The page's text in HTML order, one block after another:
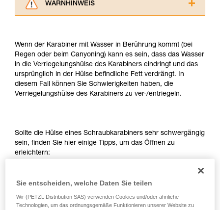
WARNHINWEIS
aufmerksam durch, bevor Sie diesen zu Rate
ziehen. Um diese Zusatzinformationen
verstehen zu können, müssen Sie zuerst die in
der Gebrauchsanweisung enthaltenen
Informationen richtig verstanden haben.
Die Beherrschung dieser Techniken setzt eine
Vorgang alleine sicher zu wiederholen, bevor
Sie ihn eigenständig durchführen.
Wir geben Beispiele für die mit Ihrer Aktivität
Wenn der Karabiner mit Wasser in Berührung kommt (bei
Regen oder beim Canyoning) kann es sein, dass das Wasser
in die Verriegelungshülse des Karabiners eindringt und das
ursprünglich in der Hülse befindliche Fett verdrängt. In
diesem Fall können Sie Schwierigkeiten haben, die
Verriegelungshülse des Karabiners zu ver-/entriegeln.
Sollte die Hülse eines Schraubkarabiners sehr schwergängig
sein, finden Sie hier einige Tipps, um das Öffnen zu
erleichtern:
Verriegelungshülse des Karabiners, um die Hebelkraft
auf die Hülse zu erhöhen.
Sie entscheiden, welche Daten Sie teilen
Wir (PETZL Distribution SAS) verwenden Cookies und/oder ähnliche
Technologien, um das ordnungsgemäße Funktionieren unserer Website zu